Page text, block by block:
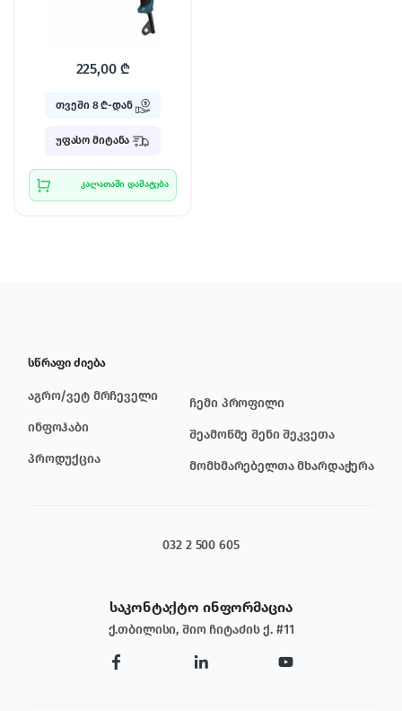
225,00 ₾
თვეში 8 ₾-დან
უფასო მიტანა
კალათაში დამატება
სწრაფი ძიება
აგრო/ვეტ მრჩეველი
ინფოჰაბი
პროდუქცია
ჩემი პროფილი
შეამოწმე შენი შეკვეთა
მომხმარებელთა მხარდაჭერა
032 2 500 605
საკონტაქტო ინფორმაცია
ქ.თბილისი, შიო ჩიტაძის ქ. #11